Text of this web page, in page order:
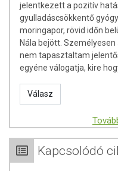
jelentkezett a pozitív
gyulladáscsökkentő
moringapor, rövid időn
Nála bejött.
nem tapasztaltam
egyéne válogatja, kire
Válasz
Kapcsolódó